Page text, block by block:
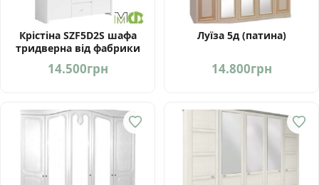
Крістіна SZF5D2S шафа
тридверна від фабрики
БРВ/ВМК
14.500грн
Луїза 5д (патина)
14.800грн